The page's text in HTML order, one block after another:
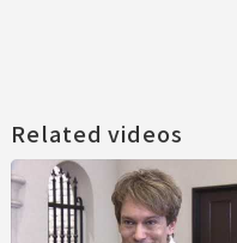
Related videos